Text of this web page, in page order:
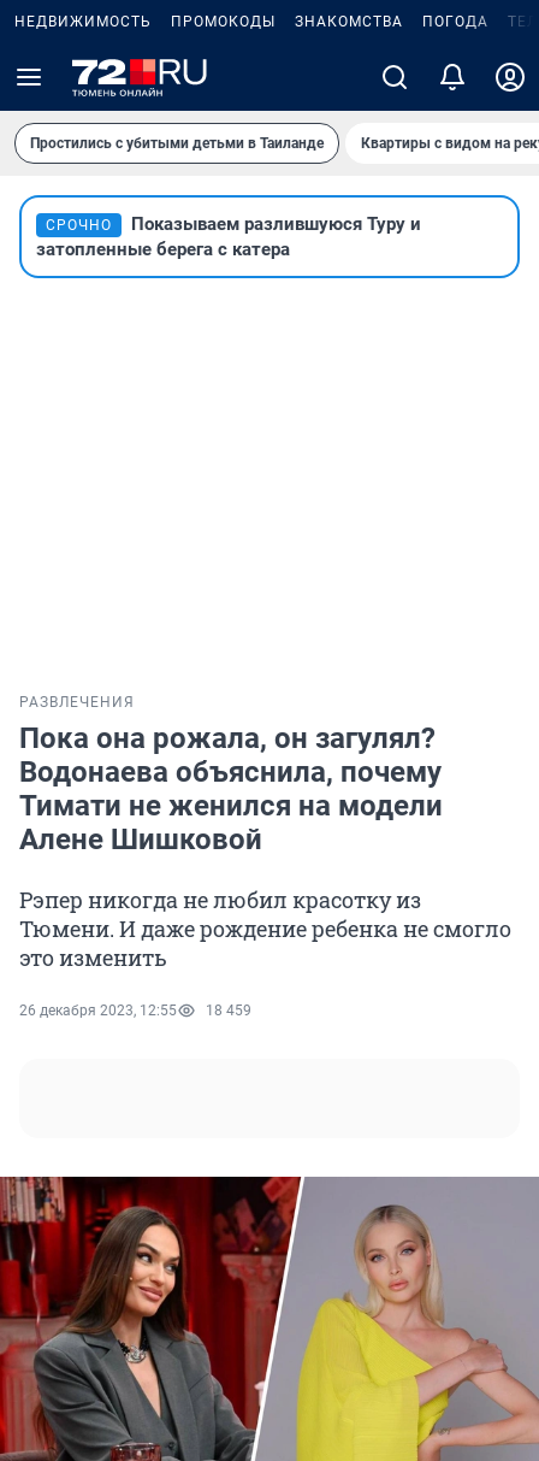
НЕДВИЖИМОСТЬ ПРОМОКОДЫ ЗНАКОМСТВА ПОГОДА
Простились с убитыми детьми в Таиланде Квартиры с видом на
СРОЧНО
Показываем разлившуюся Туру и
затопленные берега с катера
РАЗВЛЕЧЕНИЯ
Пока она рожала, он загулял?
Водонаева объяснила, почему
Тимати не женился на модели
Алене Шишковой
Рэпер никогда не любил красотку из
Тюмени. И даже рождение ребенка не смогло
это изменить
26 декабря 2023, 12:55 18 459